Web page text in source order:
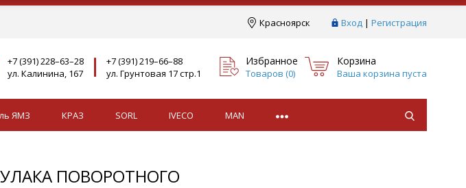
Краcноярск Вход | Регистрация
+7 (391) 228–63–28
ул. Калинина, 167
+7 (391) 219–66–88
ул. Грунтовая 17 стр.1
Избранное
Товаров (0)
Корзина
Ваша корзина пуста
ЯМЗ КРАЗ SORL IVECO MAN
ПОВОРОТНОГО